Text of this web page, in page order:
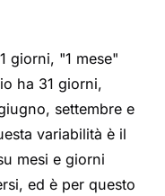
giorni, "1 mese"
ha 31 giorni,
settembre e
variabilità è il
mesi e giorni
ed è per questo